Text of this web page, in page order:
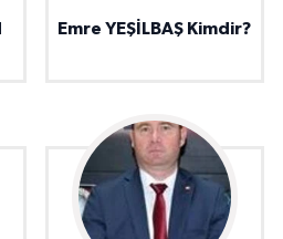
Emre YEŞİLBAŞ Kimdir?